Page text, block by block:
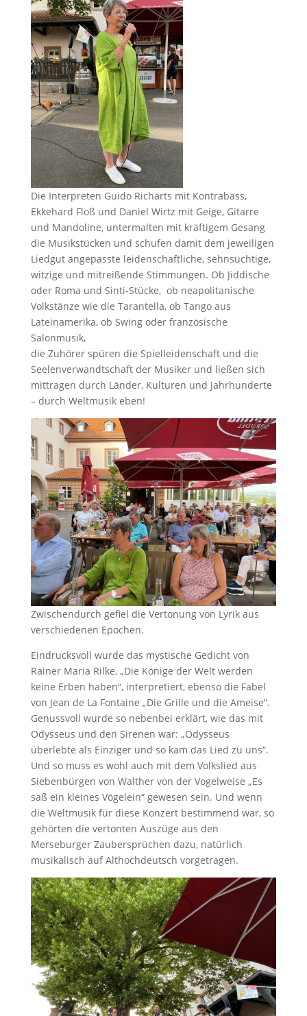
Die Interpreten Guido Richarts mit Kontrabass,
Ekkehard Floß und Daniel Wirtz mit Geige, Gitarre
und Mandoline, untermalten mit kräftigem Gesang
die Musikstücken und schufen damit dem jeweiligen
Liedgut angepasste leidenschaftliche, sehnsüchtige,
witzige und mitreißende Stimmungen. Ob Jiddische
oder Roma und Sinti-Stücke, ob neapolitanische
Volkstänze wie die Tarantella, ob Tango aus
Lateinamerika, ob Swing oder französische
Salonmusik,
die Zuhörer spüren die Spielleidenschaft und die
Seelenverwandtschaft der Musiker und ließen sich
mittragen durch Länder, Kulturen und Jahrhunderte
– durch Weltmusik eben!
Zwischendurch gefiel die Vertonung von Lyrik aus
verschiedenen Epochen.
Eindrucksvoll wurde das mystische Gedicht von
Rainer Maria Rilke, „Die Könige der Welt werden
keine Erben haben“, interpretiert, ebenso die Fabel
von Jean de La Fontaine „Die Grille und die Ameise“.
Genussvoll wurde so nebenbei erklärt, wie das mit
Odysseus und den Sirenen war: „Odysseus
überlebte als Einziger und so kam das Lied zu uns“.
Und so muss es wohl auch mit dem Volkslied aus
Siebenbürgen von Walther von der Vogelweise „Es
saß ein kleines Vögelein“ gewesen sein. Und wenn
die Weltmusik für diese Konzert bestimmend war, so
gehörten die vertonten Auszüge aus den
Merseburger Zaubersprüchen dazu, natürlich
musikalisch auf Althochdeutsch vorgetragen.